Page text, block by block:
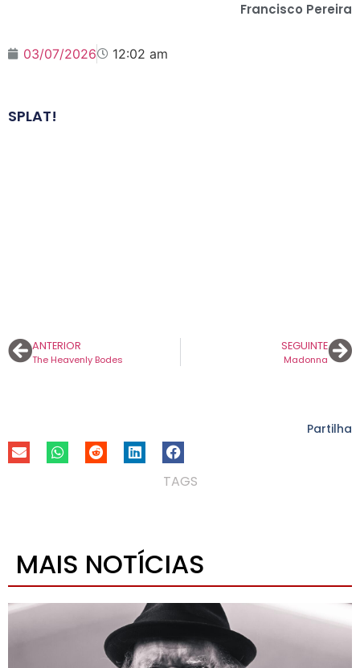
Francisco Pereira
03/07/2026 12:02 am
SPLAT!
ANTERIOR
The Heavenly Bodes
SEGUINTE
Madonna
Partilha
TAGS
MAIS NOTÍCIAS